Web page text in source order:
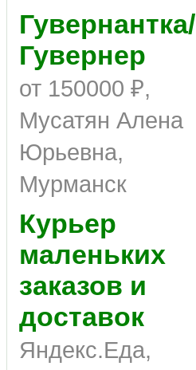
Гувернантка/
Гувернер
от 150000 ₽,
Мусатян Алена
Юрьевна,
Мурманск
Курьер
маленьких
заказов и
доставок
Яндекс.Еда,